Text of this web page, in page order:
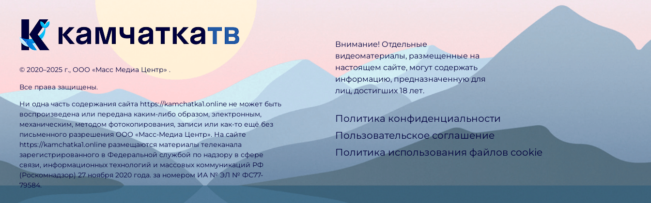
©️ 2020–2025 г., ООО «Масс Медиа Центр» .
Все права защищены.
Ни одна часть содержания сайта https://kamchatka1.online не может быть
воспроизведена или передана каким-либо образом, электронным,
механическим, методом фотокопирования, записи или как-то ещё без
письменного разрешения ООО «Масс-Медиа Центр». На сайте
https://kamchatka1.online размещаются материалы телеканала
зарегистрированного в Федеральной службой по надзору в сфере
связи, информационных технологий и массовых коммуникаций РФ
(Роскомнадзор) 27 ноября 2020 года. за номером ИА № ЭЛ № ФС77-
79584.
Внимание! Отдельные
видеоматериалы, размещенные на
настоящем сайте, могут содержать
информацию, предназначен­ную для
лиц, достигших 18 лет.
Политика конфиденциальности
Пользовательское соглашение
Политика использования файлов cookie